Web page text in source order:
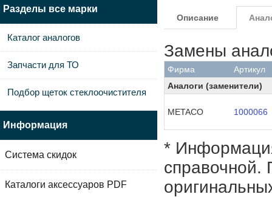
Описание
Замены
Фирма
Артикул
Аналоги (заменители)
METACO 1000066
*
справочной.
Разделы все марки
Каталог аналогов
Запчасти для ТО
Подбор щеток стеклоочистителя
Информация
Система скидок
Каталоги аксессуаров PDF